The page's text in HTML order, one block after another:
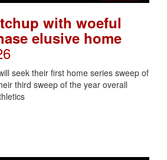
with woeful
elusive home
seek their first home series sweep of
third sweep of the year overall